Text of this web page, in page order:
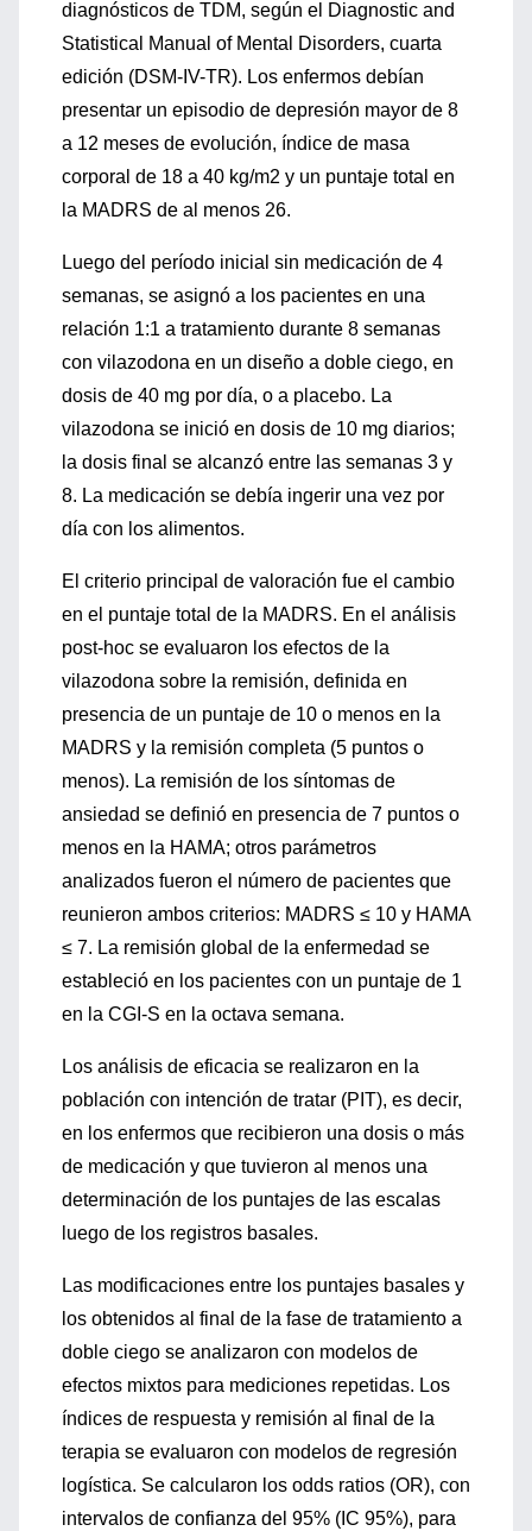
diagnósticos de TDM, según el Diagnostic and
Statistical Manual of Mental Disorders, cuarta
edición (DSM-IV-TR). Los enfermos debían
presentar un episodio de depresión mayor de 8
a 12 meses de evolución, índice de masa
corporal de 18 a 40 kg/m2 y un puntaje total en
la MADRS de al menos 26.
Luego del período inicial sin medicación de 4
semanas, se asignó a los pacientes en una
relación 1:1 a tratamiento durante 8 semanas
con vilazodona en un diseño a doble ciego, en
dosis de 40 mg por día, o a placebo. La
vilazodona se inició en dosis de 10 mg diarios;
la dosis final se alcanzó entre las semanas 3 y
8. La medicación se debía ingerir una vez por
día con los alimentos.
El criterio principal de valoración fue el cambio
en el puntaje total de la MADRS. En el análisis
post-hoc se evaluaron los efectos de la
vilazodona sobre la remisión, definida en
presencia de un puntaje de 10 o menos en la
MADRS y la remisión completa (5 puntos o
menos). La remisión de los síntomas de
ansiedad se definió en presencia de 7 puntos o
menos en la HAMA; otros parámetros
analizados fueron el número de pacientes que
reunieron ambos criterios: MADRS ≤ 10 y HAMA
≤ 7. La remisión global de la enfermedad se
estableció en los pacientes con un puntaje de 1
en la CGI-S en la octava semana.
Los análisis de eficacia se realizaron en la
población con intención de tratar (PIT), es decir,
en los enfermos que recibieron una dosis o más
de medicación y que tuvieron al menos una
determinación de los puntajes de las escalas
luego de los registros basales.
Las modificaciones entre los puntajes basales y
los obtenidos al final de la fase de tratamiento a
doble ciego se analizaron con modelos de
efectos mixtos para mediciones repetidas. Los
índices de respuesta y remisión al final de la
terapia se evaluaron con modelos de regresión
logística. Se calcularon los odds ratios (OR), con
intervalos de confianza del 95% (IC 95%), para